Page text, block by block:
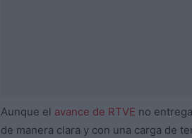
Aunque el avance de RTVE no
de manera clara y con una carga de